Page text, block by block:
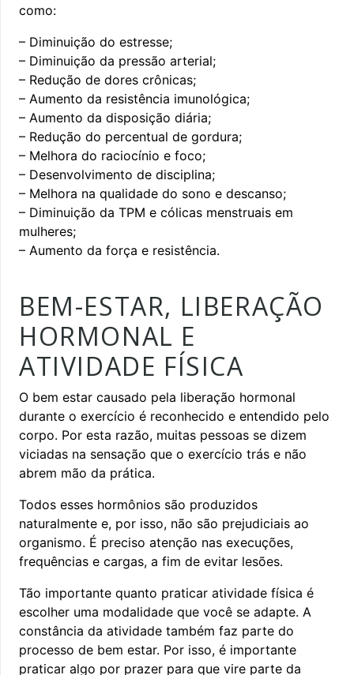
como:
– Diminuição do estresse;
– Diminuição da pressão arterial;
– Redução de dores crônicas;
– Aumento da resistência imunológica;
– Aumento da disposição diária;
– Redução do percentual de gordura;
– Melhora do raciocínio e foco;
– Desenvolvimento de disciplina;
– Melhora na qualidade do sono e descanso;
– Diminuição da TPM e cólicas menstruais em
mulheres;
– Aumento da força e resistência.
BEM-ESTAR, LIBERAÇÃO
HORMONAL E
ATIVIDADE FÍSICA
O bem estar causado pela liberação hormonal
durante o exercício é reconhecido e entendido pelo
corpo. Por esta razão, muitas pessoas se dizem
viciadas na sensação que o exercício trás e não
abrem mão da prática.
Todos esses hormônios são produzidos
naturalmente e, por isso, não são prejudiciais ao
organismo. É preciso atenção nas execuções,
frequências e cargas, a fim de evitar lesões.
Tão importante quanto praticar atividade física é
escolher uma modalidade que você se adapte. A
constância da atividade também faz parte do
processo de bem estar. Por isso, é importante
praticar algo por prazer para que vire parte da